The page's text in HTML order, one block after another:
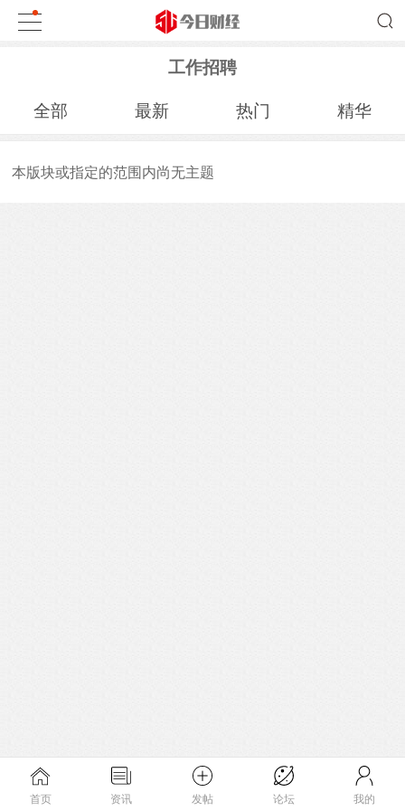
工作招聘
全部 最新 热门 精华
本版块或指定的范围内尚无主题
首页 资讯 发帖 论坛 我的